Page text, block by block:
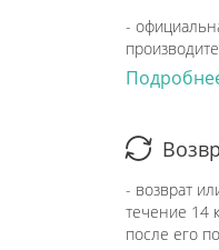
-
- возврат
течение 14
после его